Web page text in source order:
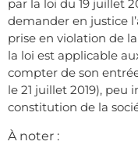
par la loi du 19 juillet
demander en justice
prise en violation de
la loi est applicable
compter de son
le 21 juillet 2019),
constitution de la
À noter :